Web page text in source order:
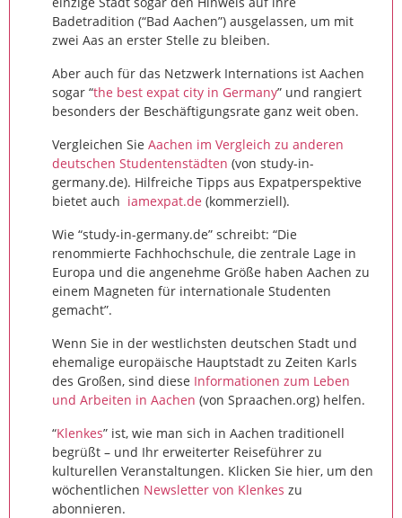
Badetradition (“Bad Aachen”) ausgelassen, um mit
zwei Aas an erster Stelle zu bleiben.
Aber auch für das Netzwerk Internations ist Aachen
sogar “the best expat city in Germany” und rangiert
besonders der Beschäftigungsrate ganz weit oben.
Vergleichen Sie Aachen im Vergleich zu anderen
deutschen Studentenstädten (von study-in-
germany.de). Hilfreiche Tipps aus Expatperspektive
bietet auch iamexpat.de (kommerziell).
Wie “study-in-germany.de” schreibt: “Die
renommierte Fachhochschule, die zentrale Lage in
Europa und die angenehme Größe haben Aachen zu
einem Magneten für internationale Studenten
gemacht”.
Wenn Sie in der westlichsten deutschen Stadt und
ehemalige europäische Hauptstadt zu Zeiten Karls
des Großen, sind diese Informationen zum Leben
und Arbeiten in Aachen (von Spraachen.org) helfen.
“Klenkes” ist, wie man sich in Aachen traditionell
begrüßt – und Ihr erweiterter Reiseführer zu
kulturellen Veranstaltungen. Klicken Sie hier, um den
wöchentlichen Newsletter von Klenkes zu
abonnieren.